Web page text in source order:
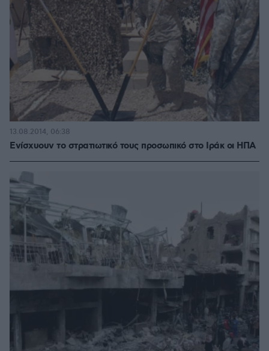
Ενίσχυουν το στρατιωτικό τους προσωπικό στο Ιράκ οι ΗΠΑ
13.08.2014, 06:38